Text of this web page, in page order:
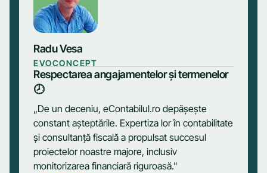
Radu Vesa
EVOCONCEPT
Respectarea angajamentelor și termenelor
🕗
„De un deceniu, eContabilul.ro depășește
constant așteptările. Expertiza lor în contabilitate
și consultanță fiscală a propulsat succesul
proiectelor noastre majore, inclusiv
monitorizarea financiară riguroasă."